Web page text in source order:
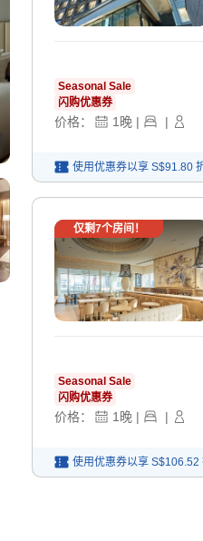
Seasonal Sale
闪购优惠券
价格： 1晚 | |
使用优惠券以享 S$91.80
仅剩7个房间！
Seasonal Sale
闪购优惠券
价格： 1晚 | |
使用优惠券以享 S$106.52